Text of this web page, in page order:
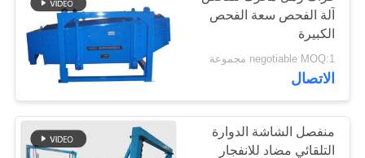
مراقبة
الجودة
اتصل
غربال شاشة الدوران
30
آلة الفحص سعة الفحص
الكبيرة
negotiable MOQ:1 مجموعة
الاتصال
منفصل الشاشة الدوارة
التلقائي مضاد للانفجار